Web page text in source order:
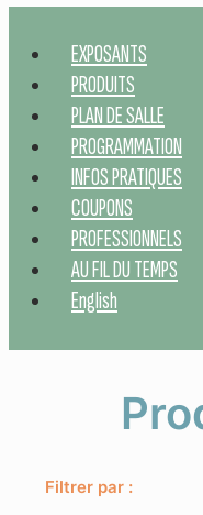
EXPOSANTS
PRODUITS
PLAN DE SALLE
PROGRAMMATION
INFOS PRATIQUES
COUPONS
PROFESSIONNELS
AU FIL DU TEMPS
English
Filtrer par :